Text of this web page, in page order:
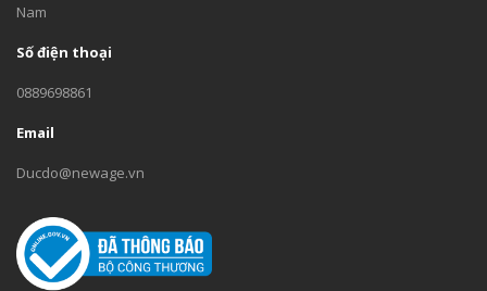
Nam
Số điện thoại
0889698861
Email
Ducdo@newage.vn